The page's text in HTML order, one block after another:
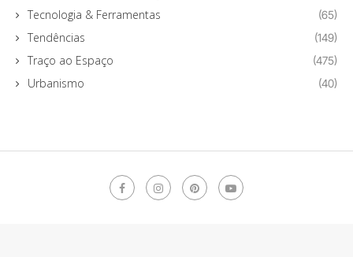
Tecnologia & Ferramentas (65)
Tendências (149)
Traço ao Espaço (475)
Urbanismo (40)